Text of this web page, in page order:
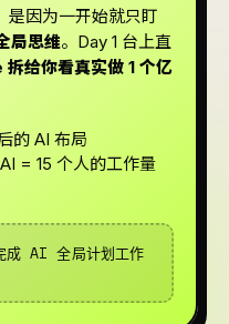
是因为一开始就只盯
局思维。Day 1 台上直
拆给你看真实做 1 个亿
的 AI 布局
= 15 个人的工作量
成 AI 全局计划工作